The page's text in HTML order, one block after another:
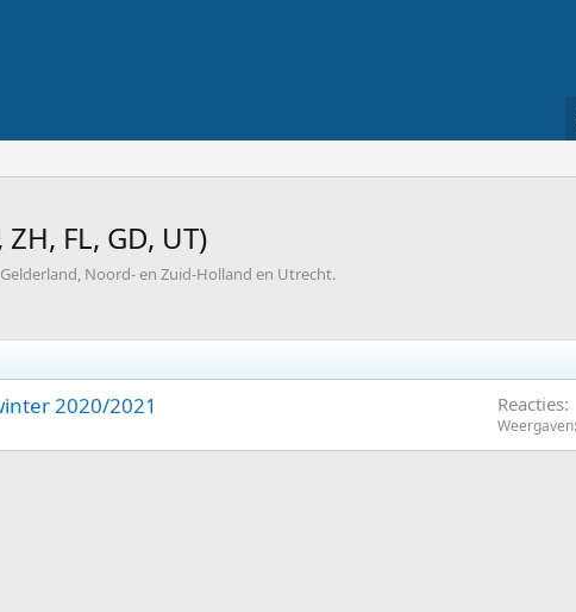
FL, GD, UT)
Noord- en Zuid-Holland en Utrecht.
2020/2021 Reacties
Weergaven